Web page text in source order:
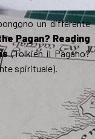
un differente
Pagan? Reading
(Tolkien il Pagano?
spirituale).